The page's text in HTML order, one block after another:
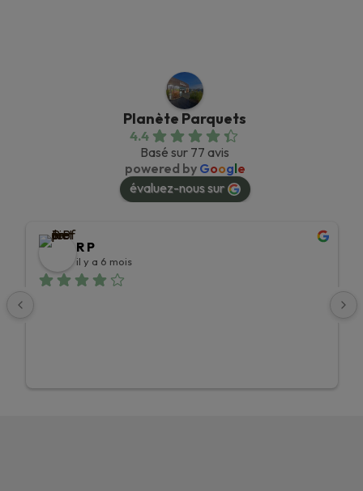
Planète Parquets
4.4
Basé sur 77 avis
powered by Google
évaluez-nous sur
R P
il y a 6 mois